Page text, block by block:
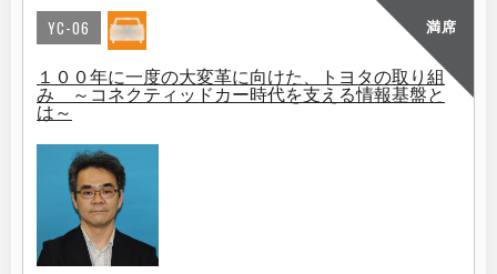
満席
YC-06
１００年に一度の大変革に向けた、トヨタの取り組
み ～コネクティッドカー時代を支える情報基盤と
は～